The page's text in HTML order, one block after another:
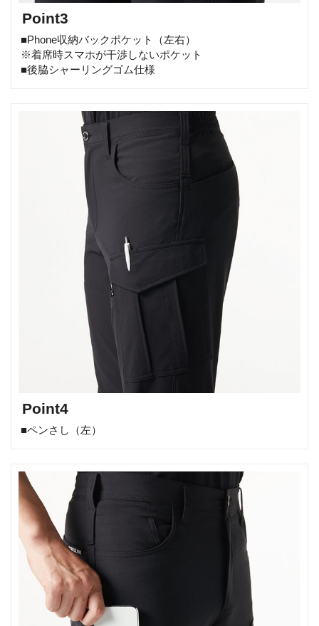
Point3
■Phone収納バックポケット（左右）
※着席時スマホが干渉しないポケット
■後脇シャーリングゴム仕様
Point4
■ペンさし（左）